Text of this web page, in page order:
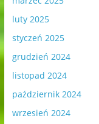
luty 2025
styczeń 2025
grudzień 2024
listopad 2024
październik 2024
wrzesień 2024